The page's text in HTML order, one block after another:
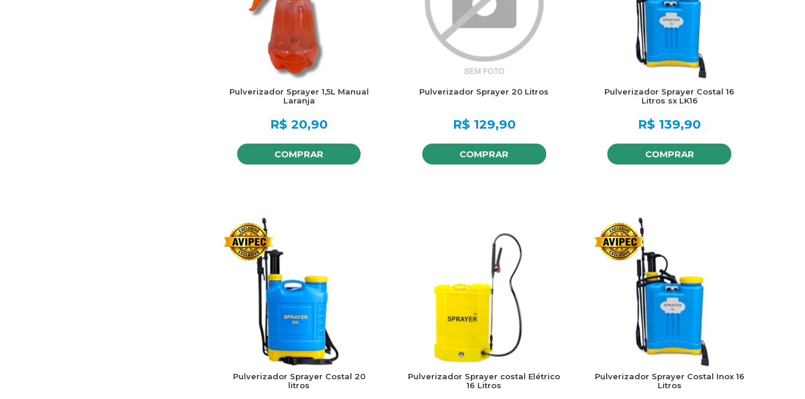
Pulverizador Sprayer 1,5L Manual
Laranja
R$ 20,90
COMPRAR
Pulverizador Sprayer 20 Litros
R$ 129,90
COMPRAR
Pulverizador Sprayer Costal 16
Litros sx LK16
R$ 139,90
COMPRAR
Pulverizador Sprayer Costal 20
litros
Pulverizador Sprayer costal Elétrico
16 Litros
Pulverizador Sprayer Costal Inox 16
Litros